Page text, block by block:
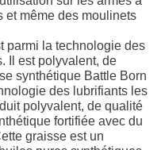
et même des moulinets
parmi la technologie des
Il est polyvalent, de
synthétique Battle Born
des lubrifiants les
polyvalent, de qualité
fortifiée avec du
graisse est un